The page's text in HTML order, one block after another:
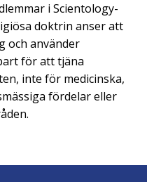
i Scientology-
doktrin anser att
och använder
för att tjäna
inte för medicinska,
fördelar eller